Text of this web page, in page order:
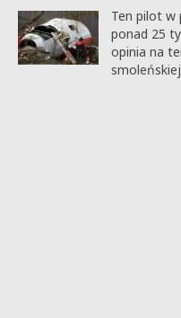
Ten pilot w
ponad 25
opinia na
smoleńskiej